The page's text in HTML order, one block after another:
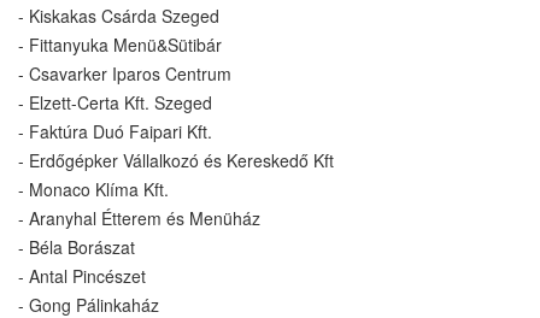
- Kiskakas Csárda Szeged
- Fittanyuka Menü&Sütibár
- Csavarker Iparos Centrum
- Elzett-Certa Kft. Szeged
- Faktúra Duó Faipari Kft.
- Erdőgépker Vállalkozó és Kereskedő Kft
- Monaco Klíma Kft.
- Aranyhal Étterem és Menüház
- Béla Borászat
- Antal Pincészet
- Gong Pálinkaház